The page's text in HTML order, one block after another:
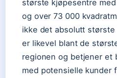
største kjøpesentre
og over 73 000
ikke det absolutt
er likevel blant de
regionen og betjener et
med potensielle kunder